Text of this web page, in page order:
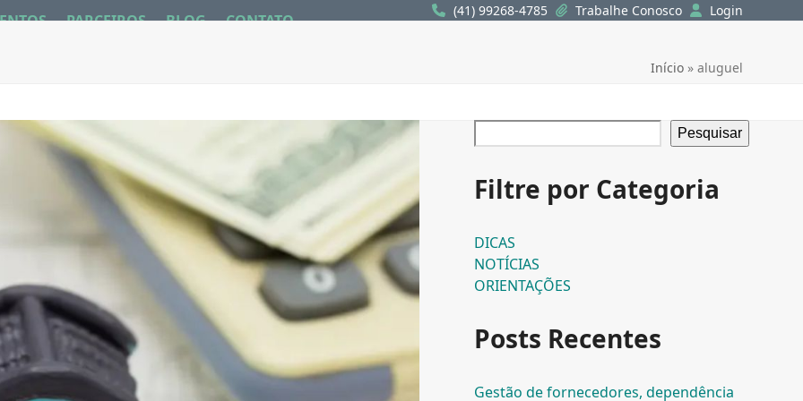
(41) 99268-4785 Trabalhe Conosco Login
PARCEIROS BLOG CONTATO
Início» aluguel
Pesquisar
Filtre por Categoria
DICAS
NOTÍCIAS
ORIENTAÇÕES
Posts Recentes
Gestão de fornecedores, dependência